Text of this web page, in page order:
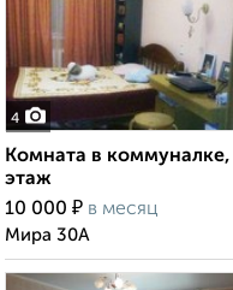
4
Комната в
этаж
10 000 ₽ в месяц
Мира 30А